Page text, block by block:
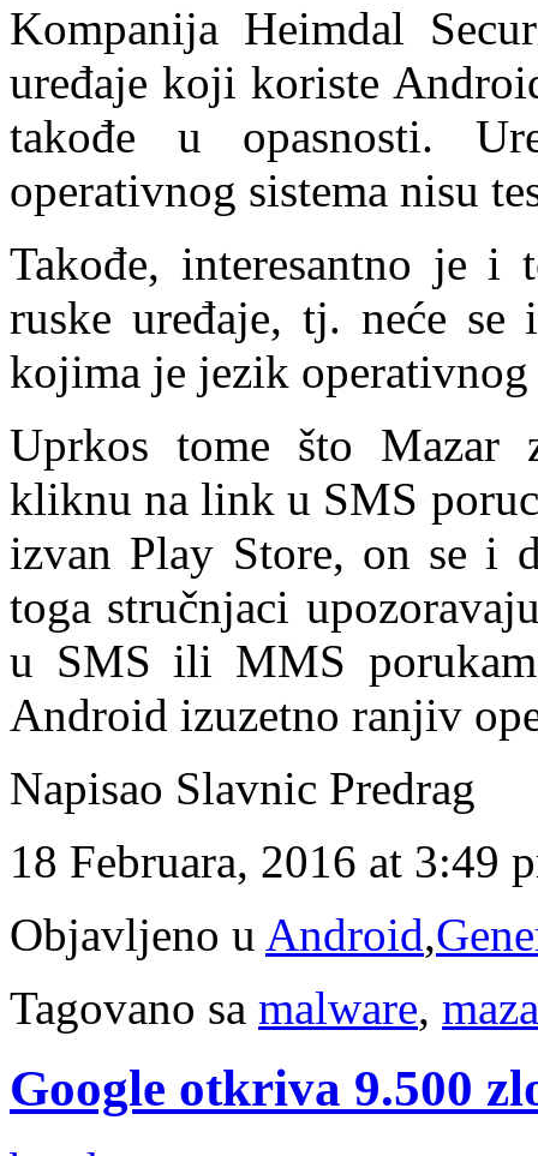
Kompanija Heimdal
uređaje koji koriste
takođe u opasnosti.
operativnog sistema nisu
Takođe, interesantno je i
ruske uređaje, tj. neće
kojima je jezik
Uprkos tome što Mazar
kliknu na link u SMS
izvan Play Store, on se i
toga stručnjaci
u SMS ili MMS
Android izuzetno ranjiv
Napisao Slavnic Predrag
18 Februara, 2016 at 3:49
Objavljeno u Android,
Tagovano sa malware,
Google otkriva 9.500